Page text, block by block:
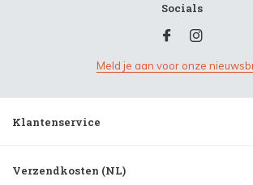
Socials
Meld je aan voor onze
Klantenservice
Verzendkosten (NL)